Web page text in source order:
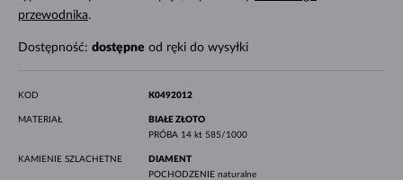
przewodnika.
Dostępność: dostępne od ręki do wysyłki
KOD K0492012
MATERIAŁ
BIAŁE ZŁOTO
PRÓBA 14 kt 585/1000
KAMIENIE SZLACHETNE
DIAMENT
POCHODZENIE naturalne